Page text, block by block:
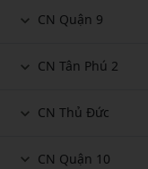
CN Quận 9
CN Tân Phú 2
CN Thủ Đức
CN Quận 10